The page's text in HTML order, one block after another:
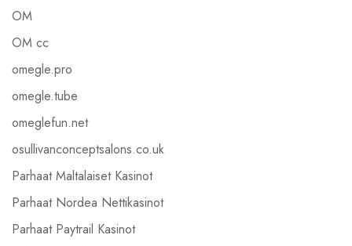
OM
OM cc
omegle.pro
omegle.tube
omeglefun.net
osullivanconceptsalons.co.uk
Parhaat Maltalaiset Kasinot
Parhaat Nordea Nettikasinot
Parhaat Paytrail Kasinot